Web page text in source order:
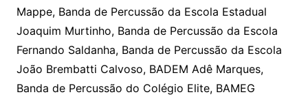
Mappe, Banda de Percussão da Escola Estadual
Joaquim Murtinho, Banda de Percussão da Escola
Fernando Saldanha, Banda de Percussão da Escola
João Brembatti Calvoso, BADEM Adê Marques,
Banda de Percussão do Colégio Elite, BAMEG